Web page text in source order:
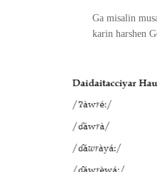
Ga misalin
karin harshen